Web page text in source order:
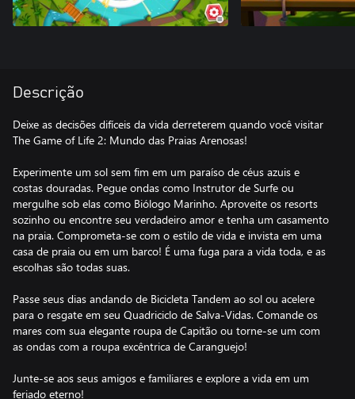
Descrição
Deixe as decisões difíceis da vida derreterem quando você visitar
The Game of Life 2: Mundo das Praias Arenosas!
Experimente um sol sem fim em um paraíso de céus azuis e
costas douradas. Pegue ondas como Instrutor de Surfe ou
mergulhe sob elas como Biólogo Marinho. Aproveite os resorts
sozinho ou encontre seu verdadeiro amor e tenha um casamento
na praia. Comprometa-se com o estilo de vida e invista em uma
casa de praia ou em um barco! É uma fuga para a vida toda, e as
escolhas são todas suas.
Passe seus dias andando de Bicicleta Tandem ao sol ou acelere
para o resgate em seu Quadriciclo de Salva-Vidas. Comande os
mares com sua elegante roupa de Capitão ou torne-se um com
as ondas com a roupa excêntrica de Caranguejo!
Junte-se aos seus amigos e familiares e explore a vida em um
feriado eterno!